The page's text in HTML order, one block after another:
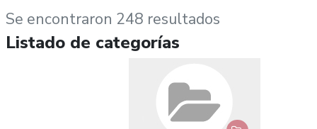
Se encontraron 248 resultados
Listado de categorías